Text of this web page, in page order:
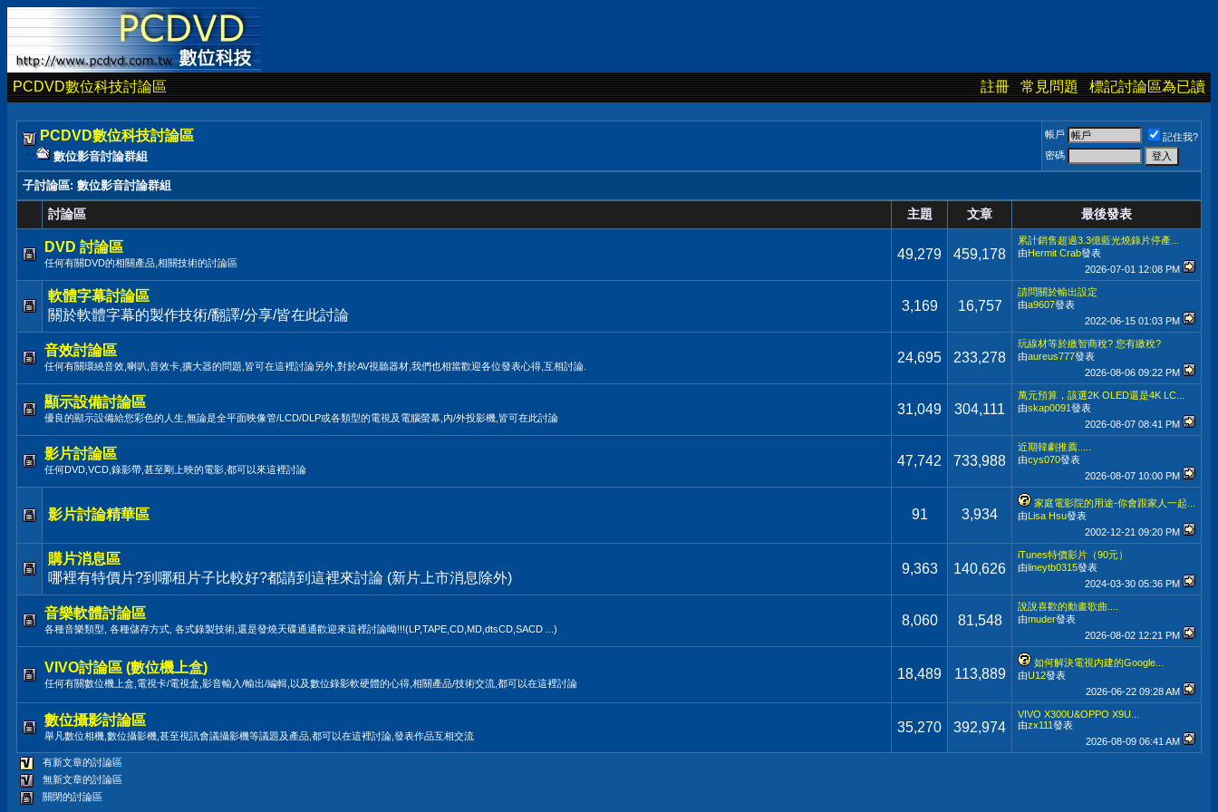
PCDVD數位科技討論區 註冊 常見問題 標記討論區為已讀
PCDVD數位科技討論區
數位影音討論群組
帳戶
記住我?
密碼
子討論區: 數位影音討論群組
討論區 主題 文章 最後發表
DVD 討論區
任何有關DVD的相關產品,相關技術的討論區
49,279 459,178
累計銷售超過3.3億藍光燒錄片停產...
由Hermit Crab發表
2026-07-01 12:08 PM
軟體字幕討論區
關於軟體字幕的製作技術/翻譯/分享/皆在此討論
3,169 16,757
請問關於輸出設定
由a9607發表
2022-06-15 01:03 PM
音效討論區
任何有關環繞音效,喇叭,音效卡,擴大器的問題,皆可在這裡討論另外,對於AV視聽器材,我們也相當歡迎各位發表心得,互相討論.
24,695 233,278
玩線材等於繳智商稅? 您有繳稅?
由aureus777發表
2026-08-06 09:22 PM
顯示設備討論區
優良的顯示設備給您彩色的人生,無論是全平面映像管/LCD/DLP或各類型的電視及電腦螢幕,內/外投影機,皆可在此討論
31,049 304,111
萬元預算，該選2K OLED還是4K LC...
由skap0091發表
2026-08-07 08:41 PM
影片討論區
任何DVD,VCD,錄影帶,甚至剛上映的電影,都可以來這裡討論
47,742 733,988
近期韓劇推薦.....
由cys070發表
2026-08-07 10:00 PM
影片討論精華區 91 3,934
家庭電影院的用途-你會跟家人一起...
由Lisa Hsu發表
2002-12-21 09:20 PM
購片消息區
哪裡有特價片?到哪租片子比較好?都請到這裡來討論 (新片上市消息除外)
9,363 140,626
iTunes特價影片（90元）
由lineytb0315發表
2024-03-30 05:36 PM
音樂軟體討論區
各種音樂類型, 各種儲存方式, 各式錄製技術,還是發燒天碟通通歡迎來這裡討論呦!!!(LP,TAPE,CD,MD,dtsCD,SACD ...)
8,060 81,548
說說喜歡的動畫歌曲....
由muder發表
2026-08-02 12:21 PM
VIVO討論區 (數位機上盒)
任何有關數位機上盒,電視卡/電視盒,影音輸入/輸出/編輯,以及數位錄影軟硬體的心得,相關產品/技術交流,都可以在這裡討論
18,489 113,889
如何解決電視内建的Google...
由U12發表
2026-06-22 09:28 AM
數位攝影討論區
舉凡數位相機,數位攝影機,甚至視訊會議攝影機等議題及產品,都可以在這裡討論,發表作品互相交流
35,270 392,974
VIVO X300U&OPPO X9U...
由zx111發表
2026-08-09 06:41 AM
有新文章的討論區
無新文章的討論區
關閉的討論區